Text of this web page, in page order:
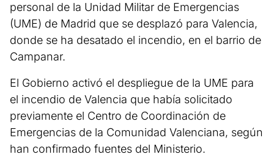
personal de la Unidad Militar de Emergencias
(UME) de Madrid que se desplazó para Valencia,
donde se ha desatado el incendio, en el barrio de
Campanar.
El Gobierno activó el despliegue de la UME para
el incendio de Valencia que había solicitado
previamente el Centro de Coordinación de
Emergencias de la Comunidad Valenciana, según
han confirmado fuentes del Ministerio.